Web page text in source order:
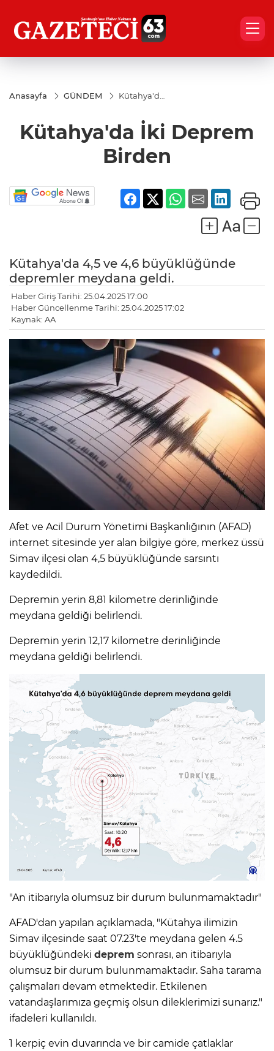
Anasayfa GÜNDEM
Kütahya'da
Kütahya'da İki Deprem
Birden
Kütahya'da 4,5 ve 4,6 büyüklüğünde
depremler meydana geldi.
Haber Giriş Tarihi: 25.04.2025 17:00
Haber Güncellenme Tarihi: 25.04.2025 17:02
Kaynak: AA
Afet ve Acil Durum Yönetimi Başkanlığının (AFAD)
internet sitesinde yer alan bilgiye göre, merkez üssü
Simav ilçesi olan 4,5 büyüklüğünde sarsıntı
kaydedildi.
Depremin yerin 8,81 kilometre derinliğinde
meydana geldiği belirlendi.
Depremin yerin 12,17 kilometre derinliğinde
meydana geldiği belirlendi.
"An itibarıyla olumsuz bir durum bulunmamaktadır"
AFAD'dan yapılan açıklamada, "Kütahya ilimizin
Simav ilçesinde saat 07.23'te meydana gelen 4.5
büyüklüğündeki deprem sonrası, an itibarıyla
olumsuz bir durum bulunmamaktadır. Saha tarama
çalışmaları devam etmektedir. Etkilenen
vatandaşlarımıza geçmiş olsun dileklerimizi sunarız."
ifadeleri kullanıldı.
1 kerpiç evin duvarında ve bir camide çatlaklar